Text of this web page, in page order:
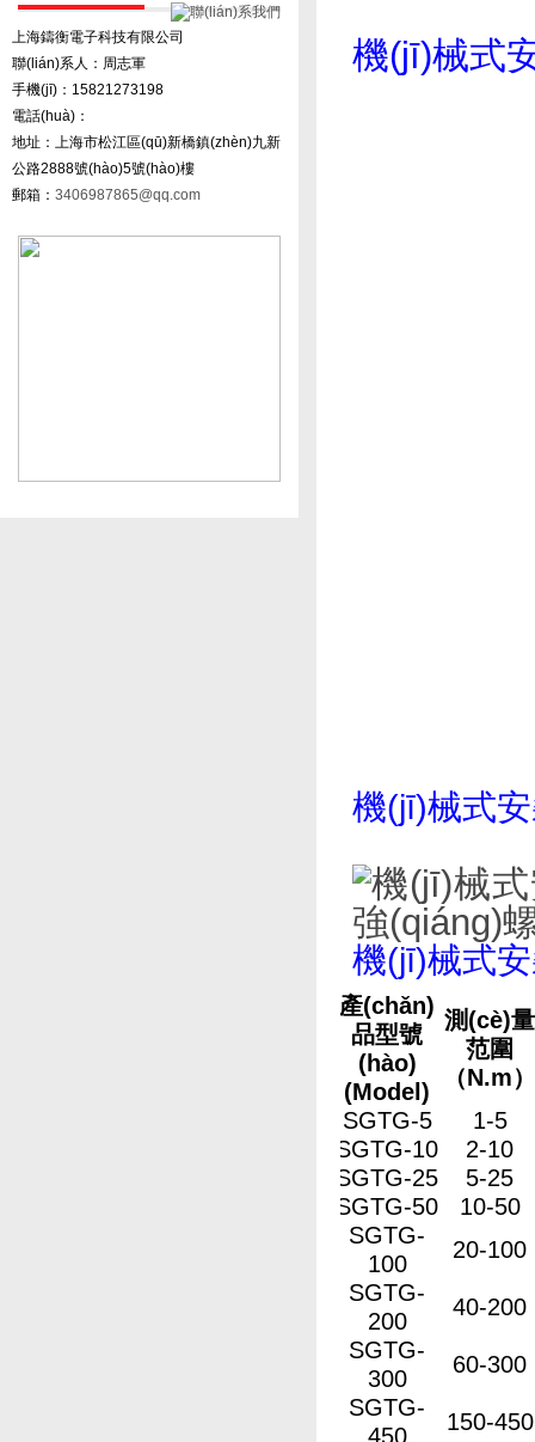
上海鑄衡電子科技有限公司
聯(lián)系人：周志軍
手機(jī)：15821273198
電話(huà)：
地址：上海市松江區(qū)新橋鎮(zhèn)九新
公路2888號(hào)5號(hào)樓
郵箱： 3406987865@qq.com
機(jī)械式
機(jī)械式
機(jī)械式
產(chǎn)
品型號
(hào)
(Model)
測(cè)量
范圍
（N.m
SGTG-5
1-5
SGTG-10
2-10
SGTG-25
5-25
SGTG-50
10-50
SGTG-
100
20-100
SGTG-
200
40-200
SGTG-
300
60-300
SGTG-
450
150-450